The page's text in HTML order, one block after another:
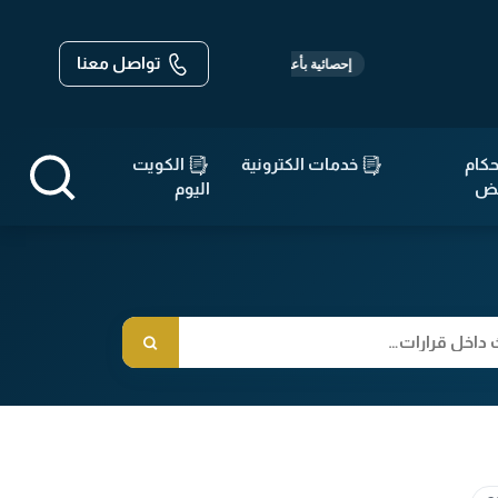
إحصائية بأعداد القوانين والتشريعات قوانين :568
-قرارات :14,671
تواصل معنا
خدمات الكترونية
الكويت
اليوم